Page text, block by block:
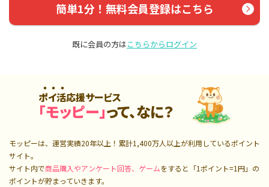
簡単1分！無料会員登録はこちら
既に会員の方はこちらからログイン
ポイ活応援サービス
「モッピー」って、なに？
モッピーは、運営実績20年以上！累計1,400万人以上が利用しているポイント
サイト。
サイト内で商品購入やアンケート回答、ゲームをすると「1ポイント=1円」の
ポイントが貯まっていきます。